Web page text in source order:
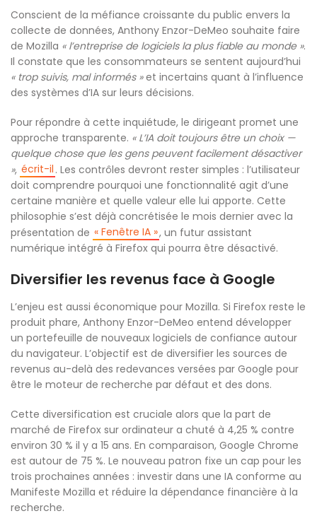
Conscient de la méfiance croissante du public envers la
collecte de données, Anthony Enzor-DeMeo souhaite faire
de Mozilla « l’entreprise de logiciels la plus fiable au monde ».
Il constate que les consommateurs se sentent aujourd’hui
« trop suivis, mal informés »et incertains quant à l’influence
des systèmes d’IA sur leurs décisions.
Pour répondre à cette inquiétude, le dirigeant promet une
approche transparente. « L’IA doit toujours être un choix —
quelque chose que les gens peuvent facilement désactiver
», écrit-il . Les contrôles devront rester simples : l’utilisateur
doit comprendre pourquoi une fonctionnalité agit d’une
certaine manière et quelle valeur elle lui apporte. Cette
philosophie s’est déjà concrétisée le mois dernier avec la
présentation de « Fenêtre IA », un futur assistant
numérique intégré à Firefox qui pourra être désactivé.
Diversifier les revenus face à Google
L’enjeu est aussi économique pour Mozilla. Si Firefox reste le
produit phare, Anthony Enzor-DeMeo entend développer
un portefeuille de nouveaux logiciels de confiance autour
du navigateur. L’objectif est de diversifier les sources de
revenus au-delà des redevances versées par Google pour
être le moteur de recherche par défaut et des dons.
Cette diversification est cruciale alors que la part de
marché de Firefox sur ordinateur a chuté à 4,25 % contre
environ 30 % il y a 15 ans. En comparaison, Google Chrome
est autour de 75 %. Le nouveau patron fixe un cap pour les
trois prochaines années : investir dans une IA conforme au
Manifeste Mozilla et réduire la dépendance financière à la
recherche.